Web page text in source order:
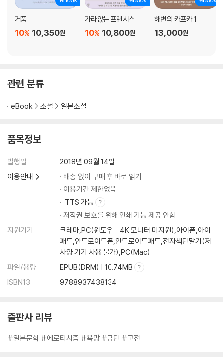
거품
10,350원
10%
가라앉는 프랜시스
10,800원
10%
해변의 카프카 1
13,000원
관련 분류
eBook 소설 일본소설
품목정보
발행일
2018년 09월 14일
이용안내
배송 없이 구매 후 바로 읽기
이용기간 제한없음
TTS 가능
저작권 보호를 위해 인쇄 기능 제공 안함
지원기기
크레마,PC(윈도우 - 4K 모니터 미지원),아이폰,아이
패드,안드로이드폰,안드로이드패드,전자책단말기(저
사양 기기 사용 불가),PC(Mac)
파일/용량
EPUB(DRM) | 10.74MB
ISBN13
9788937438134
출판사 리뷰
#일본문학 #에로티시즘 #욕망 #금단 #고전